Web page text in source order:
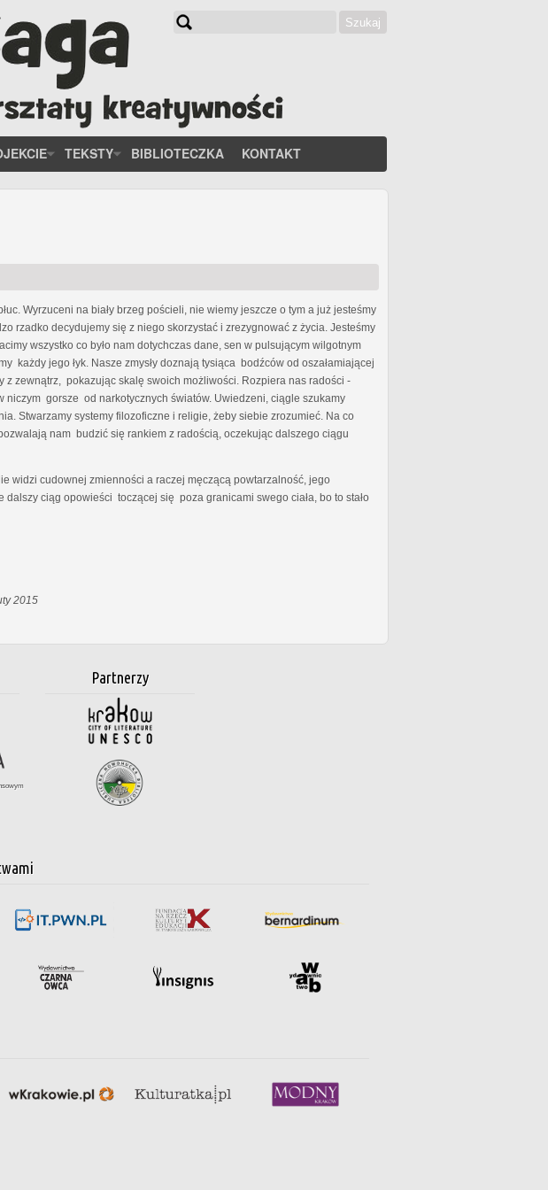
Szukaj
TEKSTY BIBLIOTECZKA KONTAKT
Wyrzuceni na biały brzeg pościeli, nie wiemy jeszcze o tym a już jesteśmy
rzadko decydujemy się z niego skorzystać i zrezygnować z życia. Jesteśmy
wszystko co było nam dotychczas dane, sen w pulsującym wilgotnym
każdy jego łyk. Nasze zmysły doznają tysiąca bodźców od oszałamiającej
z zewnątrz, pokazując skalę swoich możliwości. Rozpiera nas radości -
gorsze od narkotycznych światów. Uwiedzeni, ciągle szukamy
Stwarzamy systemy filozoficzne i religie, żeby siebie zrozumieć. Na co
nam budzić się rankiem z radością, oczekując dalszego ciągu
widzi cudownej zmienności a raczej męczącą powtarzalność, jego
ciąg opowieści toczącej się poza granicami swego ciała, bo to stało
2015
Partnerzy